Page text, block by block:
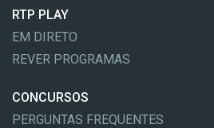
RTP PLAY
EM DIRETO
REVER PROGRAMAS
CONCURSOS
PERGUNTAS FREQUENTES